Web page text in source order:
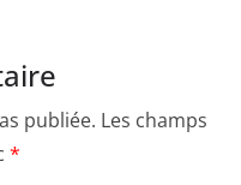
publiée. Les champs
*